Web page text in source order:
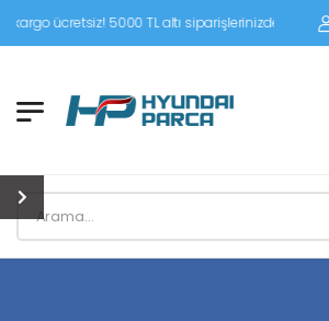
5000 TL altı siparişlerinizde siparişleriniz alıcı